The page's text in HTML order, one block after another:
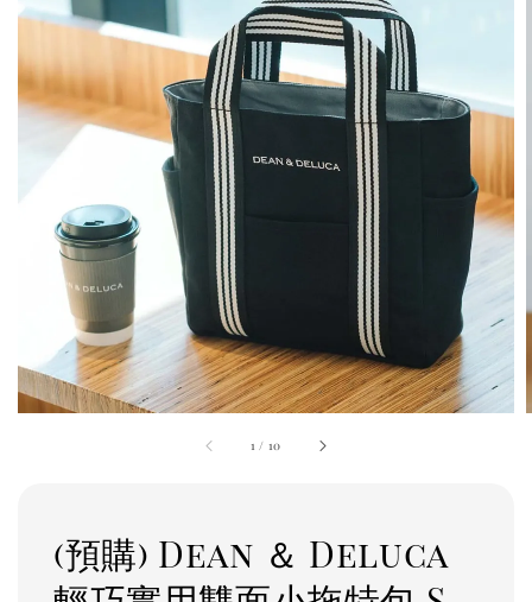
1 / 10
(預購) Dean ＆ Deluca